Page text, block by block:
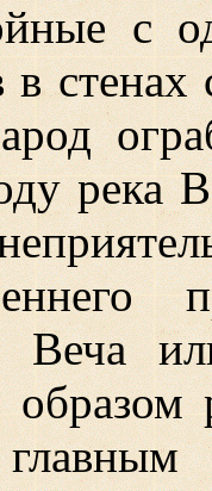
с
в
река
Веча